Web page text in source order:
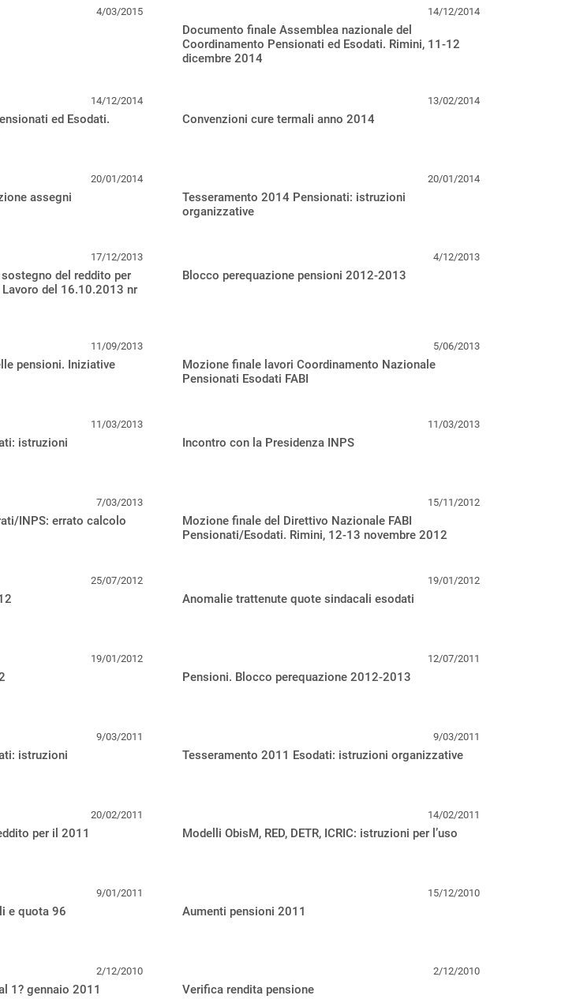
4/03/2015 14/12/2014
Documento finale Assemblea nazionale del
Coordinamento Pensionati ed Esodati. Rimini, 11-12
dicembre 2014
14/12/2014
ed Esodati.
13/02/2014
Convenzioni cure termali anno 2014
20/01/2014
assegni
20/01/2014
Tesseramento 2014 Pensionati: istruzioni
organizzative
17/12/2013
del reddito per
Lavoro del 16.10.2013 nr
4/12/2013
Blocco perequazione pensioni 2012-2013
11/09/2013
pensioni. Iniziative
5/06/2013
Mozione finale lavori Coordinamento Nazionale
Pensionati Esodati FABI
11/03/2013
istruzioni
11/03/2013
Incontro con la Presidenza INPS
7/03/2013
INPS: errato calcolo
15/11/2012
Mozione finale del Direttivo Nazionale FABI
Pensionati/Esodati. Rimini, 12-13 novembre 2012
25/07/2012 19/01/2012
Anomalie trattenute quote sindacali esodati
19/01/2012 12/07/2011
Pensioni. Blocco perequazione 2012-2013
9/03/2011
istruzioni
9/03/2011
Tesseramento 2011 Esodati: istruzioni organizzative
20/02/2011
per il 2011
14/02/2011
Modelli ObisM, RED, DETR, ICRIC: istruzioni per l’uso
9/01/2011
e quota 96
15/12/2010
Aumenti pensioni 2011
2/12/2010
1? gennaio 2011
2/12/2010
Verifica rendita pensione